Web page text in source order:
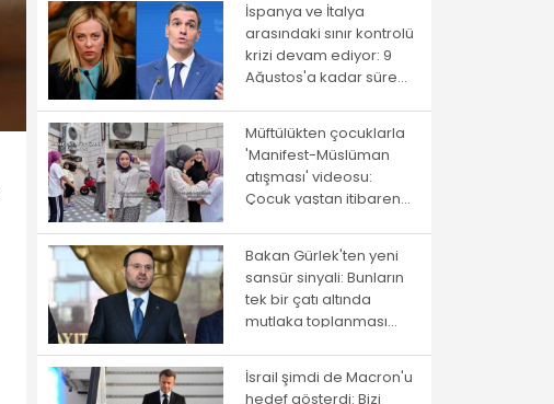
İspanya ve İtalya
arasındaki sınır kontrolü
krizi devam ediyor: 9
Ağustos'a kadar süre
Müftülükten çocuklarla
'Manifest-Müslüman
atışması' videosu:
Çocuk yaştan itibaren
Bakan Gürlek'ten yeni
sansür sinyali: Bunların
tek bir çatı altında
mutlaka toplanması
İsrail şimdi de Macron'u
hedef gösterdi: Bizi